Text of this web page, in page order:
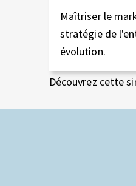
Maîtriser le
stratégie de
évolution.
Découvrez cette